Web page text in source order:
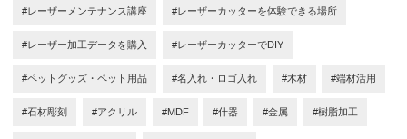
#レーザーメンテナンス講座 #レーザーカッターを体験できる場所
#レーザー加工データを購入 #レーザーカッターでDIY
#ペットグッズ・ペット用品 #名入れ・ロゴ入れ #木材 #端材活用
#石材彫刻 #アクリル #MDF #什器 #金属 #樹脂加工